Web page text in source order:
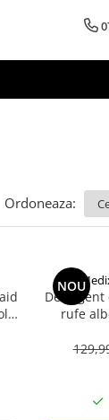
Ordoneaza:
NOU
rufe